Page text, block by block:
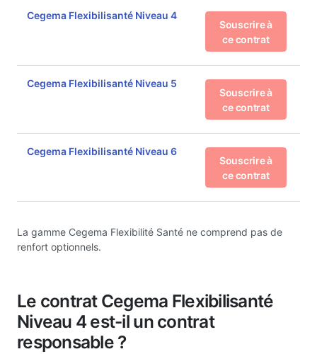
Cegema Flexibilisanté Niveau 4
Souscrire à
ce contrat
Cegema Flexibilisanté Niveau 5
Souscrire à
ce contrat
Cegema Flexibilisanté Niveau 6
Souscrire à
ce contrat
La gamme Cegema Flexibilité Santé ne comprend pas de
renfort optionnels.
Le contrat Cegema Flexibilisanté
Niveau 4 est-il un contrat
responsable ?